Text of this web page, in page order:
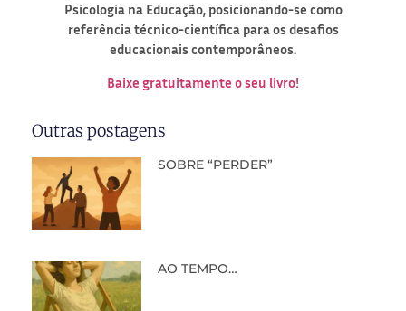
Psicologia na Educação, posicionando-se como
referência técnico-científica para os desafios
educacionaiscontemporâneos.
Baixe gratuitamente o seu livro!
Outras postagens
SOBRE “PERDER”
AO TEMPO…